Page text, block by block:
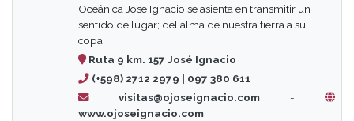
Oceánica Jose Ignacio se asienta en transmitir un
sentido de lugar; del alma de nuestra tierra a su
copa.
Ruta 9 km. 157 José Ignacio
(+598) 2712 2979 | 097 380 611
visitas@ojoseignacio.com -
www.ojoseignacio.com